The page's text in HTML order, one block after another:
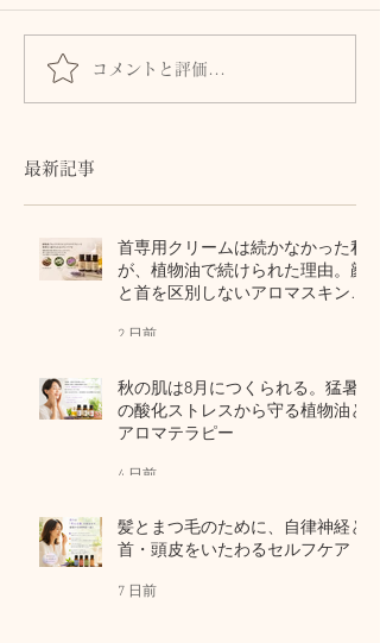
髪とまつ毛のために、自
律神経と首・頭皮をいた
コメントと評価...
最新記事
首専用クリームは続かなかった私
が、植物油で続けられた理由。顔
と首を区別しないアロマスキンケ
2 日前
秋の肌は8月につくられる。猛暑
の酸化ストレスから守る植物油と
アロマテラピー
4 日前
髪とまつ毛のために、自律神経と
首・頭皮をいたわるセルフケア
7 日前